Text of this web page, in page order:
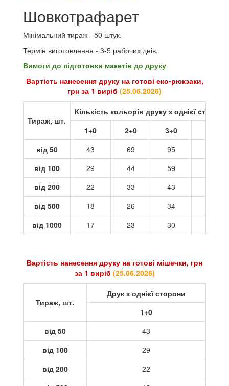
Шовкотрафарет
Мінімальний тираж - 50 штук.
Термін виготовлення - 3-5 рабочих днів.
Вимоги до підготовки макетів до друку
Вартість нанесення друку на готові еко-рюкзаки,
грн за 1 виріб (25.06.2026)
Тираж, шт.
Кількість кольорів друку з однієї сторони
1+0
2+0 3+0
від 50
43 69 95
від 100
29 44 59
від 200
22 33 43
від 500
18 26 34
від 1000
17 23 30
Вартість нанесення друку на готові мішечки, грн
за 1 виріб (25.06.2026)
Тираж, шт.
Друк з однієї сторони
1+0
від 50
43
від 100
29
від 200
22